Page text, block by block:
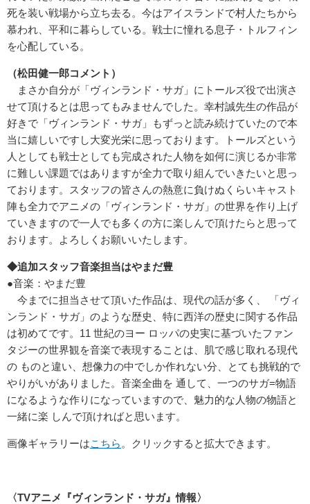
死を装い戦場から立ち去る。今はアイスランドで村人たちから
慕われ、平和に暮らしている。戦士に憧れる息子・トルフィン
を心配している。
（松田健一郎コメント）
まさか自分が「ヴィンランド・サガ」にトールズ役で出演さ
せて頂けるとは思ってもみませんでした。幸村誠先生の作品が
好きで「ヴィンランド・サガ」もずっと読み続けていたので本
当に嬉しいですし大変光栄に思っております。トールズという
人としても戦士としても完成された人物を如何に演じるか非常
に難しい課題ではありますが全力で取り組んでいきたいと思っ
ております。スタッフの皆さんの熱意に負けぬくらいキャスト
陣も全力でアニメの「ヴィンランド・サガ」の世界を作り上げ
ていきますので一人でも多くの方に楽しんで頂けたらと思って
おります。よろしくお願いいたします。
◆追加スタッフ音楽担当はやまだ豊
●音楽：やまだ豊
今までに担当させて頂いた作品は、現代の話が多く、 「ヴィ
ンランド・サガ」のような歴史、特に西洋の歴史に関する作品
は初めてです。11 世紀のヨー ロッパの史実に基づいたファン
タジーの世界観を音楽で表現することは、肌で感じ取れる現代
の ものと違い、想像力の中でしか作れない分、とても挑戦的で
やりがいがありました。音楽全曲を 通して、一つのサガ=物語
になるような作りになっていますので、魅力的な人物の物語と
一緒に楽 しんで頂ければと思います。
画像ギャラリーはこちら 。クリックすると拡大できます。
〈TVアニメ『ヴィンランド・サガ』情報〉